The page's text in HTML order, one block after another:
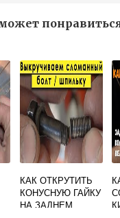
КАК ОТКРУТИТЬ
КОНУСНУЮ ГАЙКУ
НА ЗАДНЕМ